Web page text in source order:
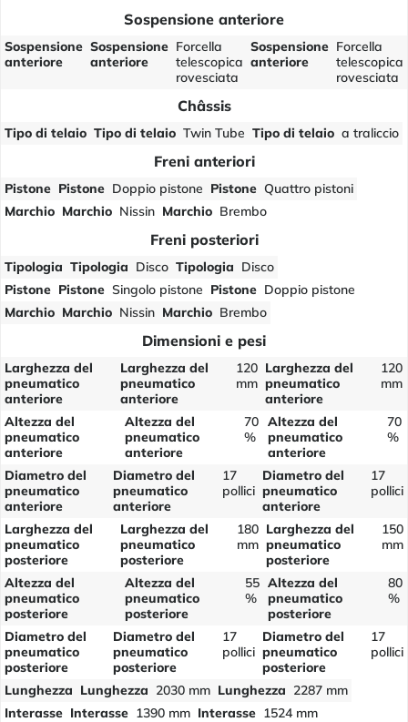
Sospensione anteriore
Sospensione
anteriore
Sospensione
anteriore
Forcella
telescopica
rovesciata
Sospensione
anteriore
Forcella
telescopica
rovesciata
Châssis
Tipo di telaio Tipo di telaio Twin Tube Tipo di telaio a traliccio
Freni anteriori
Pistone Pistone Doppio pistone Pistone Quattro pistoni
Marchio Marchio Nissin Marchio Brembo
Freni posteriori
Tipologia Tipologia Disco Tipologia Disco
Pistone Pistone Singolo pistone Pistone Doppio pistone
Marchio Marchio Nissin Marchio Brembo
Dimensioni e pesi
Larghezza del
pneumatico
anteriore
Larghezza del
pneumatico
anteriore
120
mm
Larghezza del
pneumatico
anteriore
120
mm
Altezza del
pneumatico
anteriore
Altezza del
pneumatico
anteriore
70
%
Altezza del
pneumatico
anteriore
70
%
Diametro del
pneumatico
anteriore
Diametro del
pneumatico
anteriore
17
pollici
Diametro del
pneumatico
anteriore
17
pollici
Larghezza del
pneumatico
posteriore
Larghezza del
pneumatico
posteriore
180
mm
Larghezza del
pneumatico
posteriore
150
mm
Altezza del
pneumatico
posteriore
Altezza del
pneumatico
posteriore
55
%
Altezza del
pneumatico
posteriore
80
%
Diametro del
pneumatico
posteriore
Diametro del
pneumatico
posteriore
17
pollici
Diametro del
pneumatico
posteriore
17
pollici
Lunghezza Lunghezza 2030 mm Lunghezza 2287 mm
Interasse Interasse 1390 mm Interasse 1524 mm